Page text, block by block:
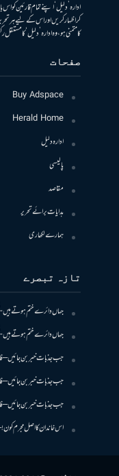
ادارہ ’دلیل‘ اپنے تمام قارئین کو
کر اظہار کریں اور اس کے لیے ہر
کا متمنی ہو، وہ ادارہ ’دلیل‘ کا
صفحات
Buy Adspace
Herald Home
ادارہ دلیل
پالیسی
مقاصد
ہدایات برائے تحریر
ہمارے لکھاری
تازہ تبصرے
جہاں دائرے ختم ہوتے ہیں-
جہاں دائرے ختم ہوتے ہیں-
جب جذبات خبر بن جائیں –
جب جذبات خبر بن جائیں –
جب جذبات خبر بن جائیں –
اس خاندان کا اصل مجرم کون!